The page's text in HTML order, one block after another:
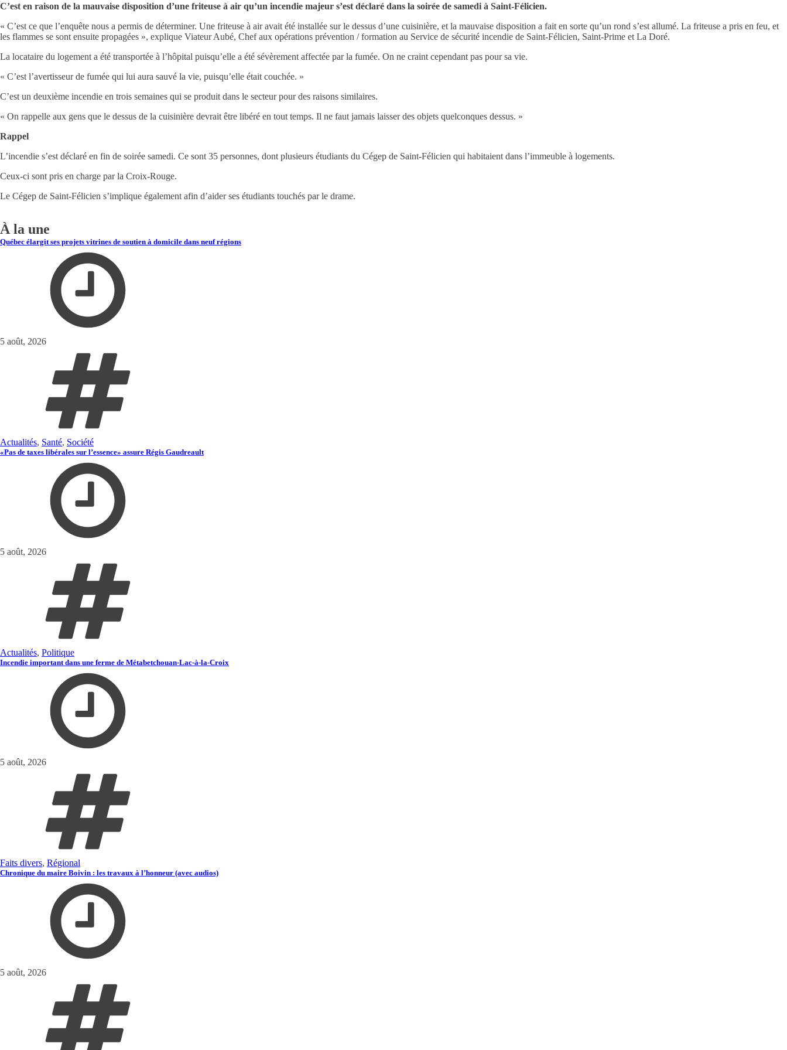
C’est en raison de la mauvaise disposition d’une friteuse à air qu’un incendie majeur s’est déclaré dans la soirée de samedi à Saint-Félicien.
« C’est ce que l’enquête nous a permis de déterminer. Une friteuse à air avait été installée sur le dessus d’une cuisinière, et la mauvaise disposition a fait en sorte qu’un rond s’est allumé. La friteuse a pris en feu, et
les flammes se sont ensuite propagées », explique Viateur Aubé, Chef aux opérations prévention / formation au Service de sécurité incendie de Saint-Félicien, Saint-Prime et La Doré.
La locataire du logement a été transportée à l’hôpital puisqu’elle a été sévèrement affectée par la fumée. On ne craint cependant pas pour sa vie.
« C’est l’avertisseur de fumée qui lui aura sauvé la vie, puisqu’elle était couchée. »
C’est un deuxième incendie en trois semaines qui se produit dans le secteur pour des raisons similaires.
« On rappelle aux gens que le dessus de la cuisinière devrait être libéré en tout temps. Il ne faut jamais laisser des objets quelconques dessus. »
Rappel
L’incendie s’est déclaré en fin de soirée samedi. Ce sont 35 personnes, dont plusieurs étudiants du Cégep de Saint-Félicien qui habitaient dans l’immeuble à logements.
Ceux-ci sont pris en charge par la Croix-Rouge.
Le Cégep de Saint-Félicien s’implique également afin d’aider ses étudiants touchés par le drame.
À la une
Québec élargit ses projets vitrines de soutien à domicile dans neuf régions
5 août, 2026
Actualités, Santé, Société
«Pas de taxes libérales sur l’essence» assure Régis Gaudreault
5 août, 2026
Actualités, Politique
Incendie important dans une ferme de Métabetchouan-Lac-à-la-Croix
5 août, 2026
Faits divers, Régional
Chronique du maire Boivin : les travaux à l’honneur (avec audios)
5 août, 2026